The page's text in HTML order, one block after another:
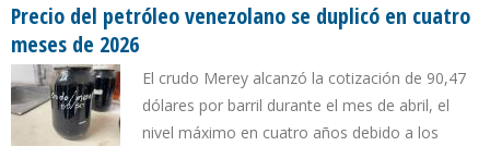
Precio del petróleo venezolano se duplicó en cuatro
meses de 2026
El crudo Merey alcanzó la cotización de 90,47
dólares por barril durante el mes de abril, el
nivel máximo en cuatro años debido a los